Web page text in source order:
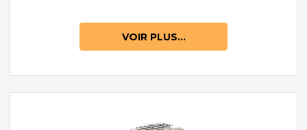
VOIR PLUS...